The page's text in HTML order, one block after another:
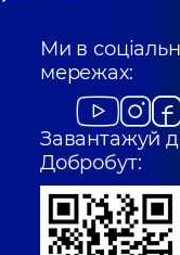
Ми в
мережах:
Завантажуй
Добробут: